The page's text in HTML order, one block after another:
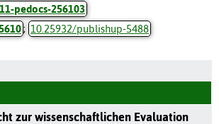
pedocs-256103
; 10.25932/publishup-5488
zur wissenschaftlichen Evaluation